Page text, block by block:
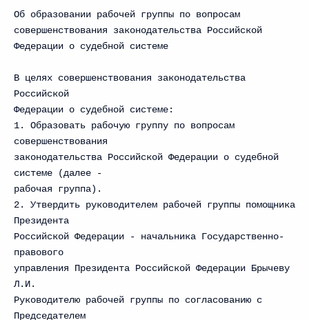
Об образовании рабочей группы по вопросам
совершенствования законодательства Российской
Федерации о судебной системе
В целях совершенствования законодательства
Российской
Федерации о судебной системе:
1. Образовать рабочую группу по вопросам
совершенствования
законодательства Российской Федерации о судебной
системе (далее -
рабочая группа).
2. Утвердить руководителем рабочей группы помощника
Президента
Российской Федерации - начальника Государственно-
правового
управления Президента Российской Федерации Брычеву
Л.И.
Руководителю рабочей группы по согласованию с
Председателем